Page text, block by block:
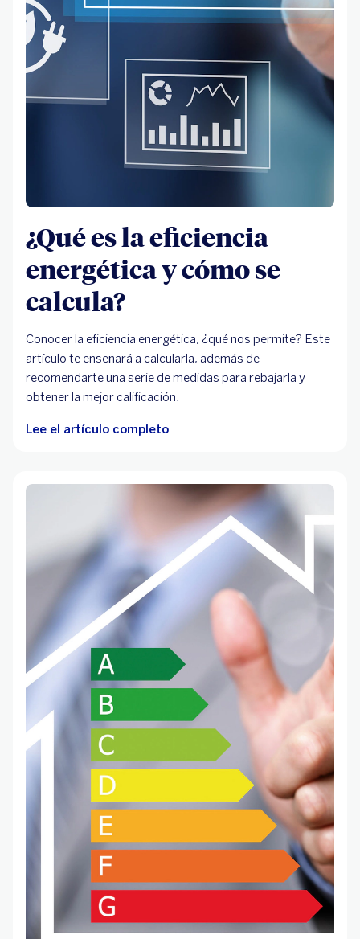
¿Qué es la eficiencia
energética y cómo se
calcula?
Conocer la eficiencia energética, ¿qué nos permite? Este
artículo te enseñará a calcularla, además de
recomendarte una serie de medidas para rebajarla y
obtener la mejor calificación.
Lee el artículo completo